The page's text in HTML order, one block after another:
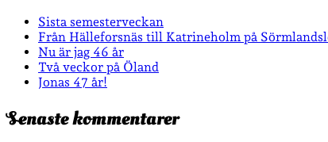
Sista semesterveckan
Från Hälleforsnäs till Katrineholm på
Nu är jag 46 år
Två veckor på Öland
Jonas 47 år!
Senaste kommentarer